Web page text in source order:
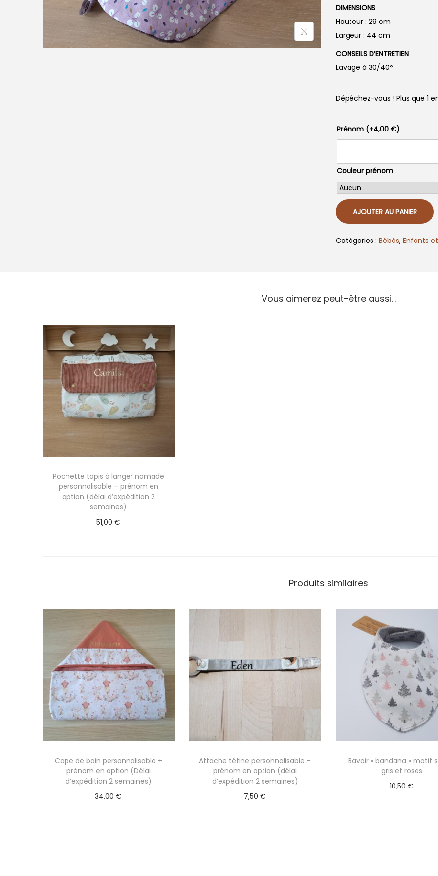
DIMENSIONS
Hauteur : 29 cm
Largeur : 44 cm
CONSEILS D’ENTRETIEN
Lavage à 30/40°
Dépêchez-vous ! Plus que 1
Prénom (+4,00 €)
Couleur prénom
AJOUTER AU PANIER
Catégories : Bébés, Enfants
Vous aimerez peut-être aussi…
Pochette tapis à langer nomade
personnalisable – prénom en
option (délai d’expédition 2
semaines)
51,00€
Produits similaires
Cape de bain personnalisable +
prénom en option (Délai
d’expédition 2 semaines)
34,00€
Attache tétine personnalisable –
prénom en option (délai
d’expédition 2 semaines)
7,50€
Bavoir « bandana » motif
gris et roses
10,50€